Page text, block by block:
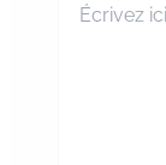
ici…